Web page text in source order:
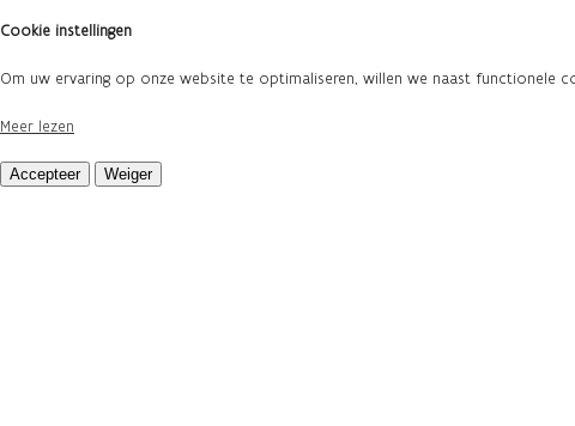
Cookie instellingen
Om uw ervaring op onze website te optimaliseren, willen we naast functionele
Meer lezen
Accepteer Weiger